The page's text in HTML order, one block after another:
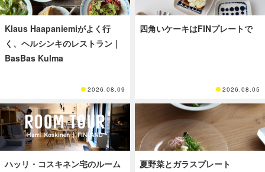
Klaus Haapaniemiがよく行
く、ヘルシンキのレストラン｜
BasBas Kulma
2026.08.09
四角いケーキはFINプレートで
2026.08.05
ハッリ・コスキネン宅のルーム
夏野菜とガラスプレート